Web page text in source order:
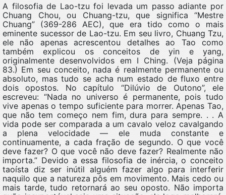
A filosofia de Lao-tzu foi levada um passo adiante por
Chuang Chou, ou Chuang-tzu, que significa “Mestre
Chuang” (369-286 AEC), que era tido como o mais
eminente sucessor de Lao-tzu. Em seu livro, Chuang Tzu,
ele não apenas acrescentou detalhes ao Tao como
também explicou os conceitos de yin e yang,
originalmente desenvolvidos em I Ching. (Veja página
83.) Em seu conceito, nada é realmente permanente ou
absoluto, mas tudo se acha num estado de fluxo entre
dois opostos. No capítulo “Dilúvio de Outono”, ele
escreveu: “Nada no universo é permanente, pois tudo
vive apenas o tempo suficiente para morrer. Apenas Tao,
que não tem começo nem fim, dura para sempre. . . A
vida pode ser comparada a um cavalo veloz cavalgando
a plena velocidade — ele muda constante e
continuamente, a cada fração de segundo. O que você
deve fazer? O que você não deve fazer? Realmente não
importa.” Devido a essa filosofia de inércia, o conceito
taoísta diz ser inútil alguém fazer algo para interferir
naquilo que a natureza pôs em movimento. Mais cedo ou
mais tarde, tudo retornará ao seu oposto. Não importa